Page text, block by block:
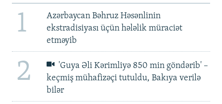
1
Azərbaycan Bəhruz Həsənlinin
ekstradisiyası üçün hələlik müraciət
etməyib
2
'Guya Əli Kərimliyə 850 min göndərib' –
keçmiş mühafizəçi tutuldu, Bakıya verilə
bilər